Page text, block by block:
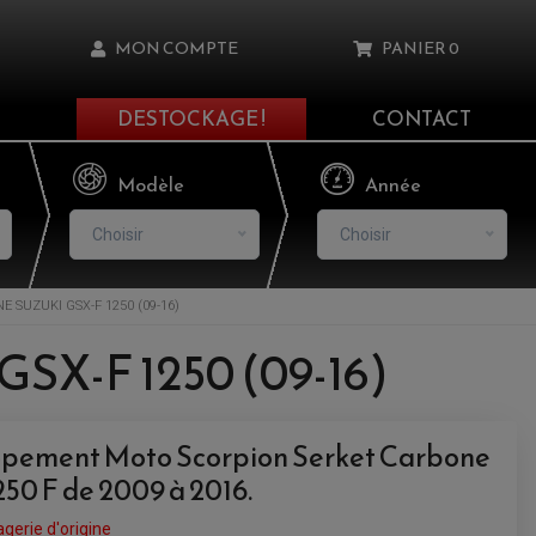
MON COMPTE PANIER0
Il n'y a aucun produit dans votre panier
DESTOCKAGE ! CONTACT
Modèle
Choisir
Année
Choisir
SUZUKI GSX-F 1250 (09-16)
F 1250 (09-16)
Moto Scorpion Serket Carbone
F de 2009 à 2016.
d'origine